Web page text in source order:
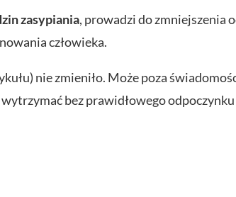
zasypiania, prowadzi do zmniejszenia
człowieka.
nie zmieniło. Może poza
bez prawidłowego